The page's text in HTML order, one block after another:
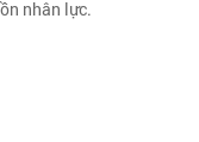
nhân lực.